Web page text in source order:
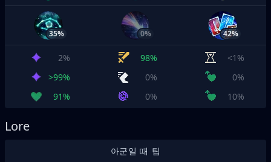
35% 0% 42%
2% 98%
<1%
>99%
0%
0%
91%
0% 10%
Lore
아군일 때 팁